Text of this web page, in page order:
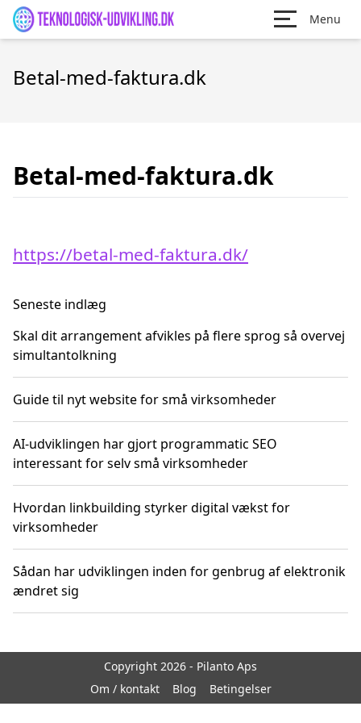
Menu
Betal-med-faktura.dk
Betal-med-faktura.dk
https://betal-med-faktura.dk/
Seneste indlæg
Skal dit arrangement afvikles på flere sprog så overvej
simultantolkning
Guide til nyt website for små virksomheder
AI-udviklingen har gjort programmatic SEO
interessant for selv små virksomheder
Hvordan linkbuilding styrker digital vækst for
virksomheder
Sådan har udviklingen inden for genbrug af elektronik
ændret sig
Copyright 2026 - Pilanto Aps
Om / kontakt
Blog Betingelser